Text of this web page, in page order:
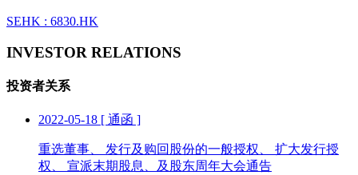
SEHK : 6830.HK
INVESTOR RELATIONS
投资者关系
2022-05-18 [ 通函 ]
重选董事、 发行及购回股份的一般授权、 扩大发行授
权、 宣派末期股息、及股东周年大会通告